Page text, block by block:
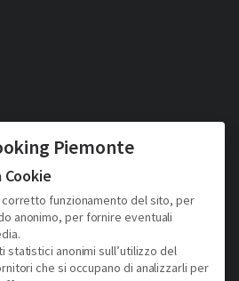
Pinterest
Piemonte
funzionamento del sito, per
anonimo, per fornire eventuali
statistici anonimi sull’utilizzo del
che si occupano di analizzarli per